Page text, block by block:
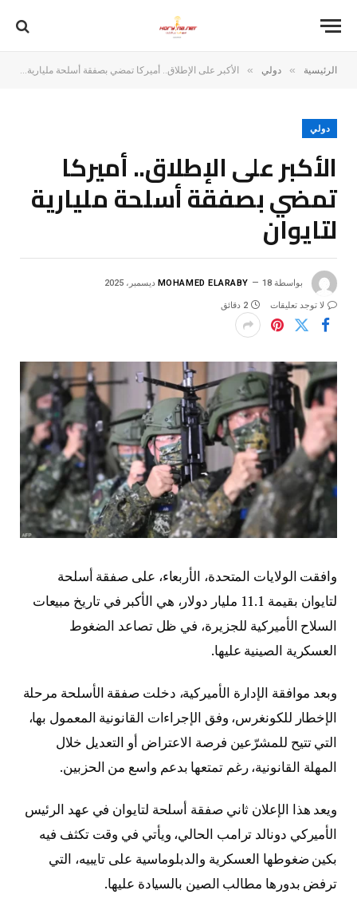
الرئيسية » دولي » الأكبر على الإطلاق.. أميركا تمضي بصفقة أسلحة مليارية لتايوان
دولي
الأكبر على الإطلاق.. أميركا
تمضي بصفقة أسلحة مليارية
لتايوان
بواسطة MOHAMED ELARABY 18 ديسمبر، 2025
لا توجد تعليقات 2 دقائق
وافقت الولايات المتحدة، الأربعاء، على صفقة أسلحة
لتايوان بقيمة 11.1 مليار دولار، هي الأكبر في تاريخ مبيعات
السلاح الأميركية للجزيرة، في ظل تصاعد الضغوط
العسكرية الصينية عليها.
وبعد موافقة الإدارة الأميركية، دخلت صفقة الأسلحة مرحلة
الإخطار للكونغرس، وفق الإجراءات القانونية المعمول بها،
التي تتيح للمشرّعين فرصة الاعتراض أو التعديل خلال
المهلة القانونية، رغم تمتعها بدعم واسع من الحزبين.
ويعد هذا الإعلان ثاني صفقة أسلحة لتايوان في عهد الرئيس
الأميركي دونالد ترامب الحالي، ويأتي في وقت تكثف فيه
بكين ضغوطها العسكرية والدبلوماسية على تايبيه، التي
ترفض بدورها مطالب الصين بالسيادة عليها.